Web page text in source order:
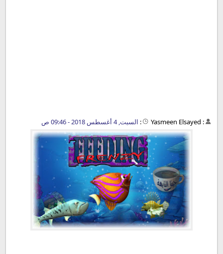
:
Yasmeen Elsayed
: السبت, 4 أغسطس 2018 - 09:46 ص